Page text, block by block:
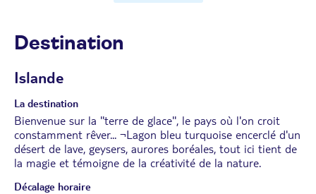
Destination
Islande
La destination
Bienvenue sur la ''terre de glace'', le pays où l'on croit
constamment rêver... ¬Lagon bleu turquoise encerclé d'un
désert de lave, geysers, aurores boréales, tout ici tient de
la magie et témoigne de la créativité de la nature.
Décalage horaire